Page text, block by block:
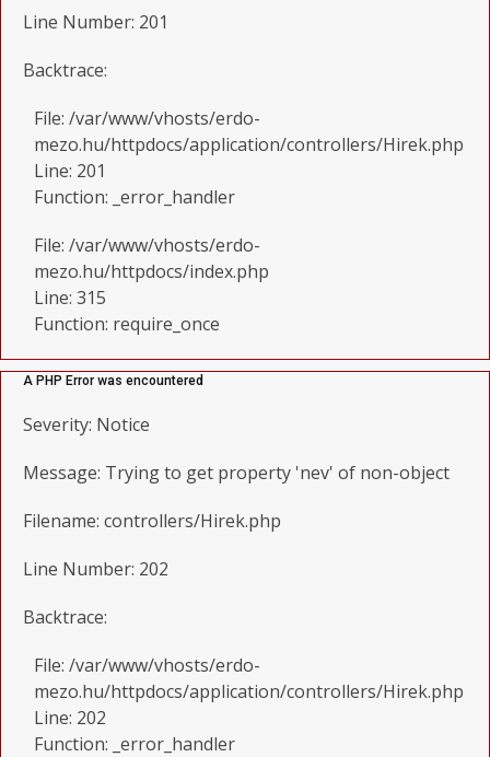
Line Number: 201
Backtrace:
File: /var/www/vhosts/erdo-
mezo.hu/httpdocs/application/controllers/Hirek.php
Line: 201
Function: _error_handler
File: /var/www/vhosts/erdo-
mezo.hu/httpdocs/index.php
Line: 315
Function: require_once
A PHP Error was encountered
Severity: Notice
Message: Trying to get property 'nev' of non-object
Filename: controllers/Hirek.php
Line Number: 202
Backtrace:
File: /var/www/vhosts/erdo-
mezo.hu/httpdocs/application/controllers/Hirek.php
Line: 202
Function: _error_handler